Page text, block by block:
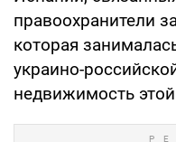
правоохранители
которая
украино-
недвижимость